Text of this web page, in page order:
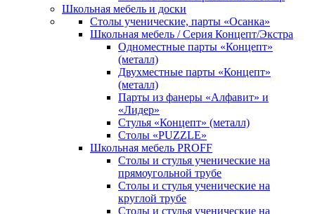
Школьная мебель и доски
Столы ученические, парты «Осанка»
Школьная мебель / Серия Концепт/Экстра
Одноместные парты «Концепт»
(металл)
Двухместные парты «Концепт»
(металл)
Парты из фанеры «Алфавит» и
«Лидер»
Стулья «Концепт» (металл)
Столы «PUZZLE»
Школьная мебель PROFF
Столы и стулья ученические на
прямоугольной трубе
Столы и стулья ученические на
круглой трубе
Столы и стулья ученические на